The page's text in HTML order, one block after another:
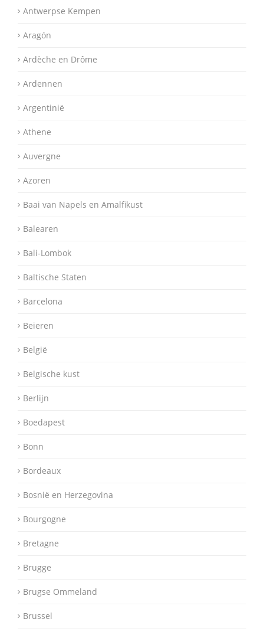
Antwerpse Kempen
Aragón
Ardèche en Drôme
Ardennen
Argentinië
Athene
Auvergne
Azoren
Baai van Napels en Amalfikust
Balearen
Bali-Lombok
Baltische Staten
Barcelona
Beieren
België
Belgische kust
Berlijn
Boedapest
Bonn
Bordeaux
Bosnië en Herzegovina
Bourgogne
Bretagne
Brugge
Brugse Ommeland
Brussel